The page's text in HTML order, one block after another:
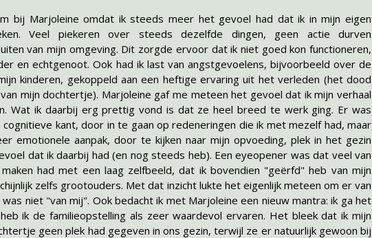
bij Marjoleine omdat ik steeds meer het gevoel had dat ik in mijn eigen
Veel piekeren over steeds dezelfde dingen, geen actie durven
van mijn omgeving. Dit zorgde ervoor dat ik niet goed kon functioneren,
en echtgenoot. Ook had ik last van angstgevoelens, bijvoorbeeld over de
kinderen, gekoppeld aan een heftige ervaring uit het verleden (het dood
mijn dochtertje). Marjoleine gaf me meteen het gevoel dat ik mijn verhaal
Wat ik daarbij erg prettig vond is dat ze heel breed te werk ging. Er was
kant, door in te gaan op redeneringen die ik met mezelf had, maar
emotionele aanpak, door te kijken naar mijn opvoeding, plek in het gezin
dat ik daarbij had (en nog steeds heb). Een eyeopener was dat veel van
had met een laag zelfbeeld, dat ik bovendien "geërfd" heb van mijn
zelfs grootouders. Met dat inzicht lukte het eigenlijk meteen om er van
niet "van mij". Ook bedacht ik met Marjoleine een nieuw mantra: ik ga het
ik de familieopstelling als zeer waardevol ervaren. Het bleek dat ik mijn
geen plek had gegeven in ons gezin, terwijl ze er natuurlijk gewoon bij